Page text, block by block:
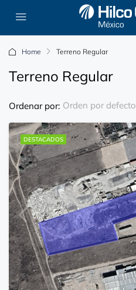
Home Terreno Regular
Terreno Regular
Ordenar por: Orden por defecto
DESTACADOS